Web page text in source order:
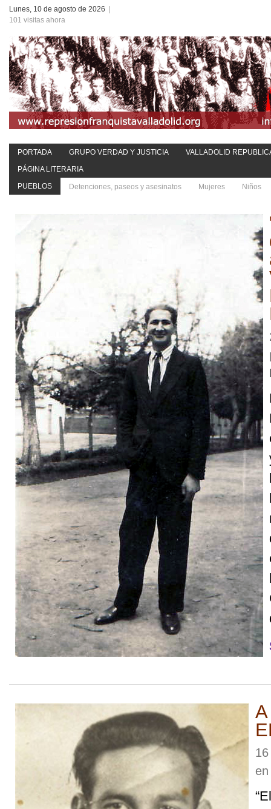
Lunes, 10 de agosto de 2026
101 visitas ahora
PORTADA GRUPO VERDAD Y JUSTICIA
VALLADOLID
PÁGINA LITERARIA
PUEBLOS
Detenciones, paseos y asesinatos Mujeres Niños